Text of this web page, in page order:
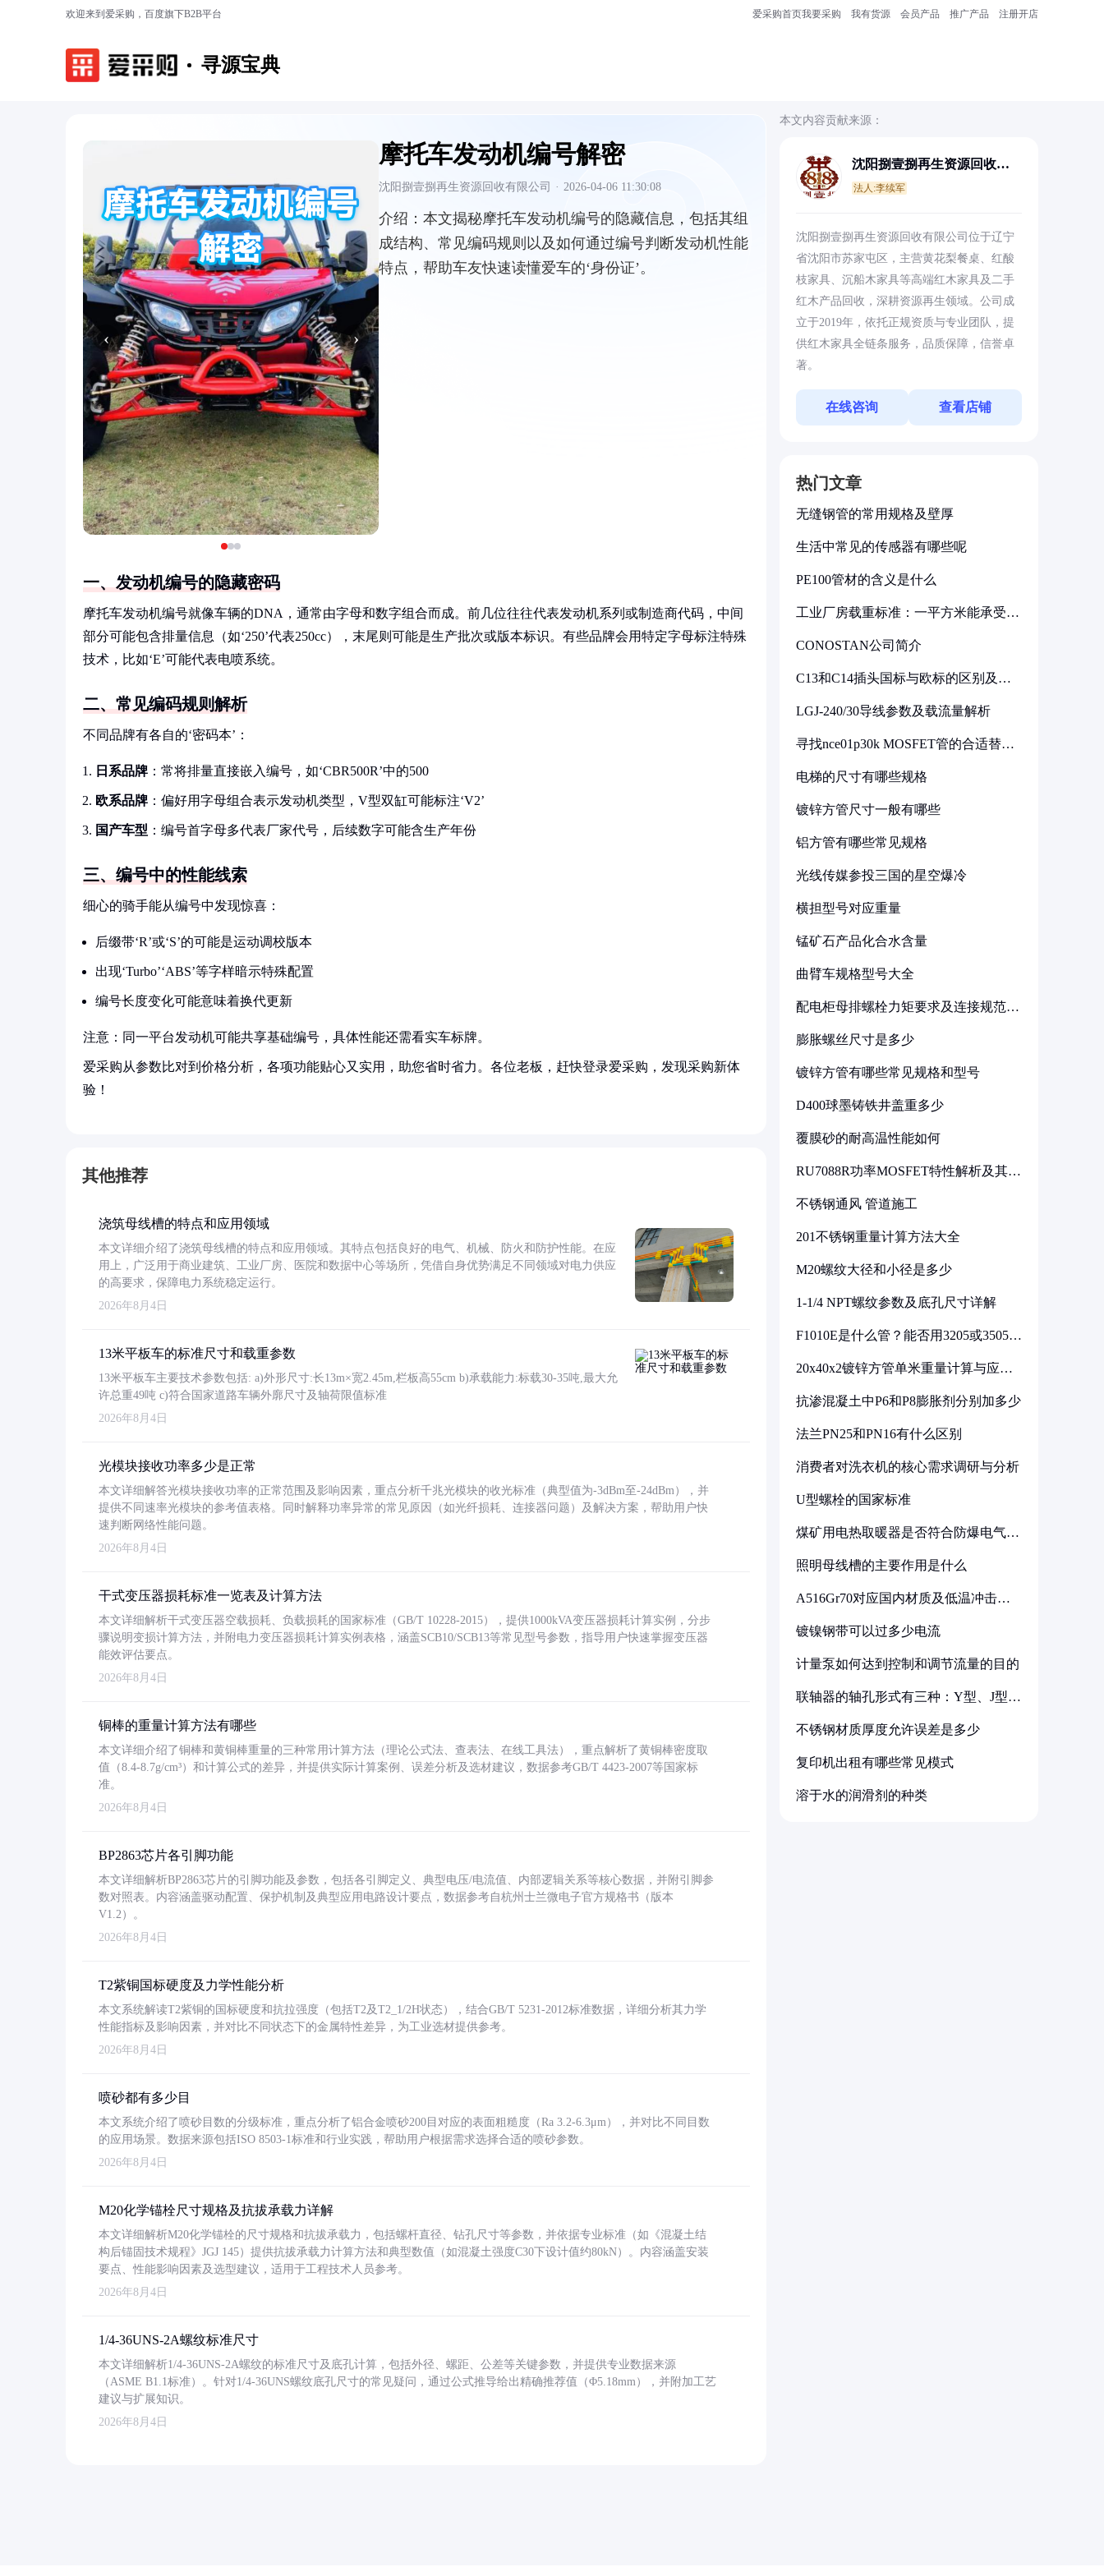
欢迎来到爱采购，百度旗下B2B平台 爱采购首页我要采购 我有货源 会员产品 推广产品 注册开店
寻源宝典
‹ ›
摩托车发动机编号解密
沈阳捌壹捌再生资源回收有限公司 · 2026-04-06 11:30:08
介绍： 本文揭秘摩托车发动机编号的隐藏信息，包括其组
成结构、常见编码规则以及如何通过编号判断发动机性能
特点，帮助车友快速读懂爱车的‘身份证’。
一、发动机编号的隐藏密码
摩托车发动机编号就像车辆的DNA，通常由字母和数字组合而成。前几位往往代表发动机系列或制造商代码，中间
部分可能包含排量信息（如‘250’代表250cc），末尾则可能是生产批次或版本标识。有些品牌会用特定字母标注特殊
技术，比如‘E’可能代表电喷系统。
二、常见编码规则解析
不同品牌有各自的‘密码本’：
日系品牌 ：常将排量直接嵌入编号，如‘CBR500R’中的500
欧系品牌 ：偏好用字母组合表示发动机类型，V型双缸可能标注‘V2’
国产车型 ：编号首字母多代表厂家代号，后续数字可能含生产年份
三、编号中的性能线索
细心的骑手能从编号中发现惊喜：
后缀带‘R’或‘S’的可能是运动调校版本
出现‘Turbo’‘ABS’等字样暗示特殊配置
编号长度变化可能意味着换代更新
注意：同一平台发动机可能共享基础编号，具体性能还需看实车标牌。
爱采购从参数比对到价格分析，各项功能贴心又实用，助您省时省力。各位老板，赶快登录爱采购，发现采购新体
验！
其他推荐
浇筑母线槽的特点和应用领域
本文详细介绍了浇筑母线槽的特点和应用领域。其特点包括良好的电气、机械、防火和防护性能。在应
用上，广泛用于商业建筑、工业厂房、医院和数据中心等场所，凭借自身优势满足不同领域对电力供应
的高要求，保障电力系统稳定运行。
2026年8月4日
13米平板车的标准尺寸和载重参数
13米平板车主要技术参数包括: a)外形尺寸:长13m×宽2.45m,栏板高55cm b)承载能力:标载30-35吨,最大允
许总重49吨 c)符合国家道路车辆外廓尺寸及轴荷限值标准
2026年8月4日
光模块接收功率多少是正常
本文详细解答光模块接收功率的正常范围及影响因素，重点分析千兆光模块的收光标准（典型值为-3dBm至-24dBm），并
提供不同速率光模块的参考值表格。同时解释功率异常的常见原因（如光纤损耗、连接器问题）及解决方案，帮助用户快
速判断网络性能问题。
2026年8月4日
干式变压器损耗标准一览表及计算方法
本文详细解析干式变压器空载损耗、负载损耗的国家标准（GB/T 10228-2015），提供1000kVA变压器损耗计算实例，分步
骤说明变损计算方法，并附电力变压器损耗计算实例表格，涵盖SCB10/SCB13等常见型号参数，指导用户快速掌握变压器
能效评估要点。
2026年8月4日
铜棒的重量计算方法有哪些
本文详细介绍了铜棒和黄铜棒重量的三种常用计算方法（理论公式法、查表法、在线工具法），重点解析了黄铜棒密度取
值（8.4-8.7g/cm³）和计算公式的差异，并提供实际计算案例、误差分析及选材建议，数据参考GB/T 4423-2007等国家标
准。
2026年8月4日
BP2863芯片各引脚功能
本文详细解析BP2863芯片的引脚功能及参数，包括各引脚定义、典型电压/电流值、内部逻辑关系等核心数据，并附引脚参
数对照表。内容涵盖驱动配置、保护机制及典型应用电路设计要点，数据参考自杭州士兰微电子官方规格书（版本
V1.2）。
2026年8月4日
T2紫铜国标硬度及力学性能分析
本文系统解读T2紫铜的国标硬度和抗拉强度（包括T2及T2_1/2H状态），结合GB/T 5231-2012标准数据，详细分析其力学
性能指标及影响因素，并对比不同状态下的金属特性差异，为工业选材提供参考。
2026年8月4日
喷砂都有多少目
本文系统介绍了喷砂目数的分级标准，重点分析了铝合金喷砂200目对应的表面粗糙度（Ra 3.2-6.3μm），并对比不同目数
的应用场景。数据来源包括ISO 8503-1标准和行业实践，帮助用户根据需求选择合适的喷砂参数。
2026年8月4日
M20化学锚栓尺寸规格及抗拔承载力详解
本文详细解析M20化学锚栓的尺寸规格和抗拔承载力，包括螺杆直径、钻孔尺寸等参数，并依据专业标准（如《混凝土结
构后锚固技术规程》JGJ 145）提供抗拔承载力计算方法和典型数值（如混凝土强度C30下设计值约80kN）。内容涵盖安装
要点、性能影响因素及选型建议，适用于工程技术人员参考。
2026年8月4日
1/4-36UNS-2A螺纹标准尺寸
本文详细解析1/4-36UNS-2A螺纹的标准尺寸及底孔计算，包括外径、螺距、公差等关键参数，并提供专业数据来源
（ASME B1.1标准）。针对1/4-36UNS螺纹底孔尺寸的常见疑问，通过公式推导给出精确推荐值（Φ5.18mm），并附加工艺
建议与扩展知识。
2026年8月4日
本文内容贡献来源：
沈阳捌壹捌再生资源回收有
法人:李续军
沈阳捌壹捌再生资源回收有限公司位于辽宁
省沈阳市苏家屯区，主营黄花梨餐桌、红酸
枝家具、沉船木家具等高端红木家具及二手
红木产品回收，深耕资源再生领域。公司成
立于2019年，依托正规资质与专业团队，提
供红木家具全链条服务，品质保障，信誉卓
著。
在线咨询 查看店铺
热门文章
无缝钢管的常用规格及壁厚
生活中常见的传感器有哪些呢
PE100管材的含义是什么
工业厂房载重标准：一平方米能承受多
CONOSTAN公司简介
C13和C14插头国标与欧标的区别及其
LGJ-240/30导线参数及载流量解析
寻找nce01p30k MOSFET管的合适替代
电梯的尺寸有哪些规格
镀锌方管尺寸一般有哪些
铝方管有哪些常见规格
光线传媒参投三国的星空爆冷
横担型号对应重量
锰矿石产品化合水含量
曲臂车规格型号大全
配电柜母排螺栓力矩要求及连接规范详
膨胀螺丝尺寸是多少
镀锌方管有哪些常见规格和型号
D400球墨铸铁井盖重多少
覆膜砂的耐高温性能如何
RU7088R功率MOSFET特性解析及其在
不锈钢通风 管道施工
201不锈钢重量计算方法大全
M20螺纹大径和小径是多少
1-1/4 NPT螺纹参数及底孔尺寸详解
F1010E是什么管？能否用3205或3505代
20x40x2镀锌方管单米重量计算与应用
抗渗混凝土中P6和P8膨胀剂分别加多少
法兰PN25和PN16有什么区别
消费者对洗衣机的核心需求调研与分析
U型螺栓的国家标准
煤矿用电热取暖器是否符合防爆电气设
照明母线槽的主要作用是什么
A516Gr70对应国内材质及低温冲击要
镀镍钢带可以过多少电流
计量泵如何达到控制和调节流量的目的
联轴器的轴孔形式有三种：Y型、J型、
不锈钢材质厚度允许误差是多少
复印机出租有哪些常见模式
溶于水的润滑剂的种类